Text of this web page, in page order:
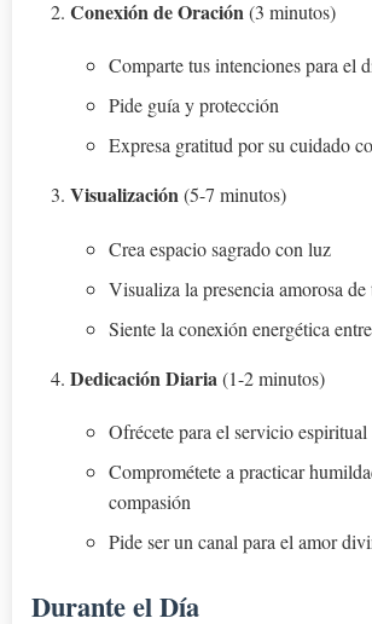
Conexión de Oración(3 minutos)
Comparte tus intenciones para el
Pide guía y protección
Expresa gratitud por su cuidado
Visualización(5-7 minutos)
Crea espacio sagrado con luz
Visualiza la presencia amorosa de
Siente la conexión energética
Dedicación Diaria (1-2 minutos)
Ofrécete para el servicio espiritual
Comprométete a practicar
compasión
Pide ser un canal para el amor
Durante el Día